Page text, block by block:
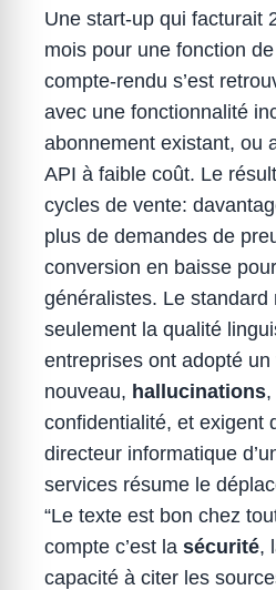
Une start-up qui facturait
mois pour une fonction
compte-rendu s’est
avec une fonctionnalité
abonnement existant, ou
API à faible coût. Le
cycles de vente:
plus de demandes de
conversion en baisse
généralistes. Le standard
seulement la qualité
entreprises ont adopté
nouveau, hallucinations
confidentialité, et exigent
directeur informatique
services résume le
“Le texte est bon chez
compte c’est la sécurité,
capacité à citer les